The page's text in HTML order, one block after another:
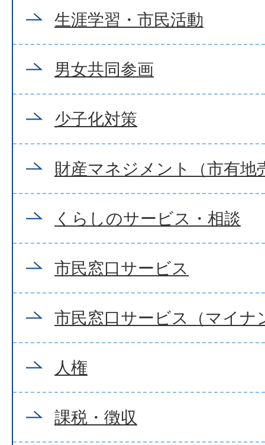
生涯学習・市民活動
男女共同参画
少子化対策
財産マネジメント（市有地
くらしのサービス・相談
市民窓口サービス
市民窓口サービス（マイナ
人権
課税・徴収